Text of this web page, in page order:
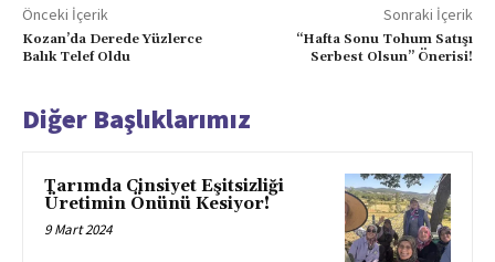
Önceki İçerik
Kozan’da Derede Yüzlerce
Balık Telef Oldu
Sonraki İçerik
“Hafta Sonu Tohum Satışı
Serbest Olsun” Önerisi!
Diğer Başlıklarımız
Tarımda Cinsiyet Eşitsizliği
Üretimin Önünü Kesiyor!
9 Mart 2024